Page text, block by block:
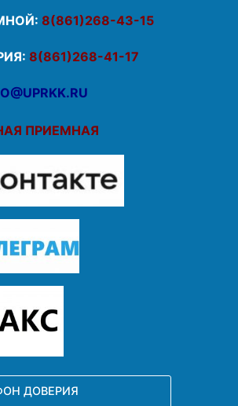
8(861)268-43-15
8(861)268-41-17
ПРИЕМНАЯ
ДОВЕРИЯ